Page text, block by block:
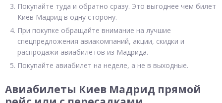
Покупайте туда и обратно сразу. Это выгоднее чем билет
Киев Мадрид в одну сторону.
При покупке обращайте внимание на лучшие
спецпредложения авиакомпаний, акции, скидки и
распродажи авиабилетов из Мадрида.
Покупайте авиабилет на неделе, а не в выходные.
Авиабилеты Киев Мадрид прямой